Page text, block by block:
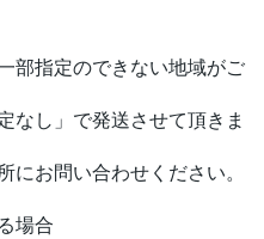
部指定のできない地域がご
なし」で発送させて頂きま
にお問い合わせください。
場合